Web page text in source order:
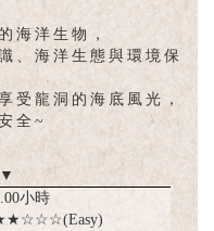
海洋生物，
、海洋生態與環境保
受龍洞的海底風光，
全~
▼
小時